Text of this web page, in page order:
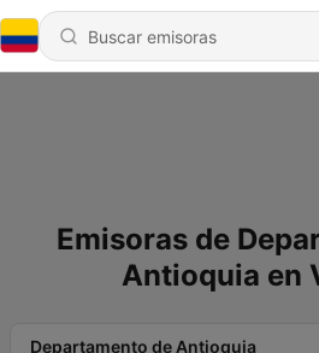
Emisoras de
Antioquia en
Departamento de Antioquia